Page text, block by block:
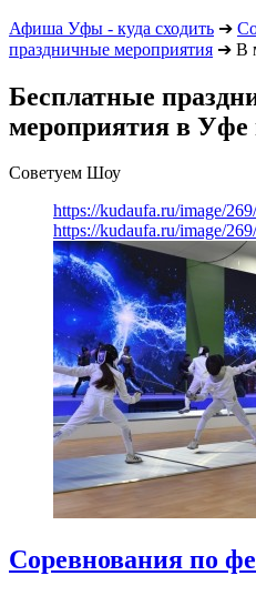
Афиша Уфы - куда сходить ➔
праздничные мероприятия ➔ В
Бесплатные
мероприятия в Уфе
Советуем Шоу
https://kudaufa.ru/image/
https://kudaufa.ru/image/
Соревнования по